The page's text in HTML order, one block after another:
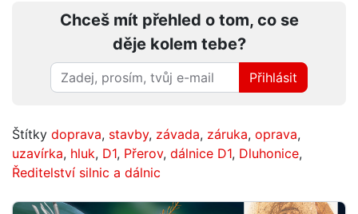
Chceš mít přehled o tom, co se
děje kolem tebe?
Přihlásit
Štítky doprava, stavby, závada, záruka, oprava,
uzavírka, hluk, D1, Přerov, dálnice D1, Dluhonice,
Ředitelství silnic a dálnic